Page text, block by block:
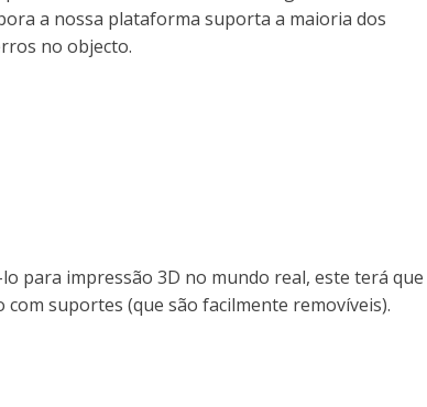
a nossa plataforma suporta a maioria dos
no objecto.
para impressão 3D no mundo real, este terá que
suportes (que são facilmente removíveis).